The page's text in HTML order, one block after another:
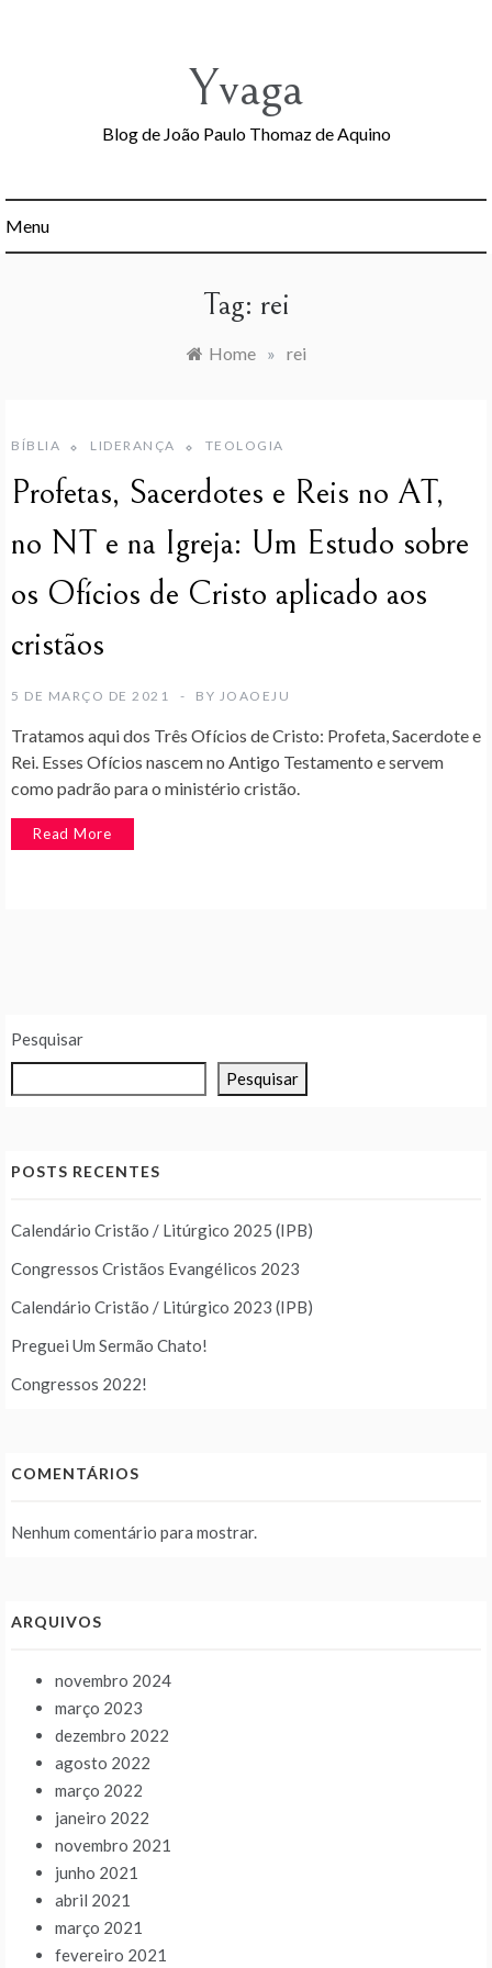
Yvaga
Blog de João Paulo Thomaz de Aquino
Menu
Tag: rei
Home » rei
BÍBLIA LIDERANÇA TEOLOGIA
Profetas, Sacerdotes e Reis no AT,
no NT e na Igreja: Um Estudo sobre
os Ofícios de Cristo aplicado aos
cristãos
5 DE MARÇO DE 2021 BY JOAOEJU
Tratamos aqui dos Três Ofícios de Cristo: Profeta, Sacerdote e
Rei. Esses Ofícios nascem no Antigo Testamento e servem
como padrão para o ministério cristão.
Read More
Pesquisar
Pesquisar
POSTS RECENTES
Calendário Cristão / Litúrgico 2025 (IPB)
Congressos Cristãos Evangélicos 2023
Calendário Cristão / Litúrgico 2023 (IPB)
Preguei Um Sermão Chato!
Congressos 2022!
COMENTÁRIOS
Nenhum comentário para mostrar.
ARQUIVOS
novembro 2024
março 2023
dezembro 2022
agosto 2022
março 2022
janeiro 2022
novembro 2021
junho 2021
abril 2021
março 2021
fevereiro 2021